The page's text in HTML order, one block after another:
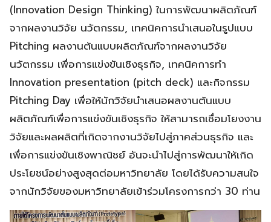
(Innovation Design Thinking) ในการพัฒนาผลิตภัณฑ์
จากผลงานวิจัย นวัตกรรม, เทคนิคการนำเสนอในรูปแบบ
Pitching ผลงานต้นแบบผลิตภัณฑ์จากผลงานวิจัย
นวัตกรรม เพื่อการแข่งขันเชิงธุรกิจ, เทคนิคการทำ
Innovation presentation (pitch deck) และกิจกรรม
Pitching Day เพื่อให้นักวิจัยนำเสนอผลงานต้นแบบ
ผลิตภัณฑ์เพื่อการแข่งขันเชิงธุรกิจ ให้สามารถเชื่อมโยงงาน
วิจัยและผลผลิตที่เกิดจากงานวิจัยไปสู่ภาคส่วนธุรกิจ และ
เพื่อการแข่งขันเชิงพาณิชย์ อันจะนำไปสู่การพัฒนาให้เกิด
ประโยชน์อย่างสูงสุดต่อมหาวิทยาลัย โดยได้รับความสนใจ
จากนักวิจัยของมหาวิทยาลัยเข้าร่วมโครงการกว่า 30 ท่าน